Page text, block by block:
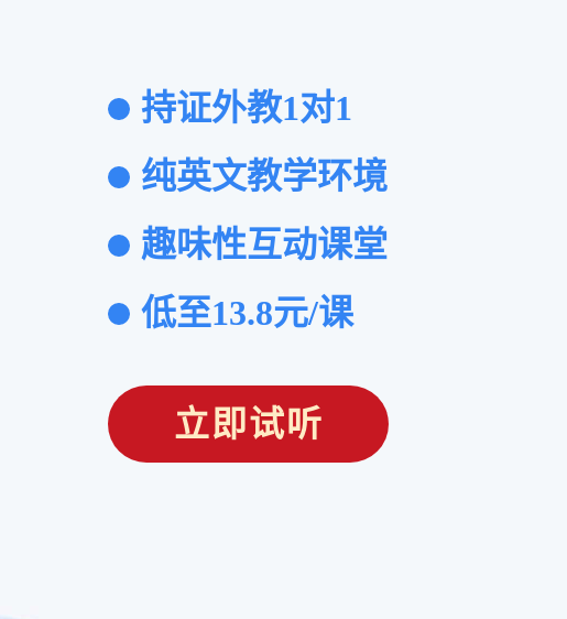
持证外教1对1
纯英文教学环境
趣味性互动课堂
低至13.8元/课
立即试听